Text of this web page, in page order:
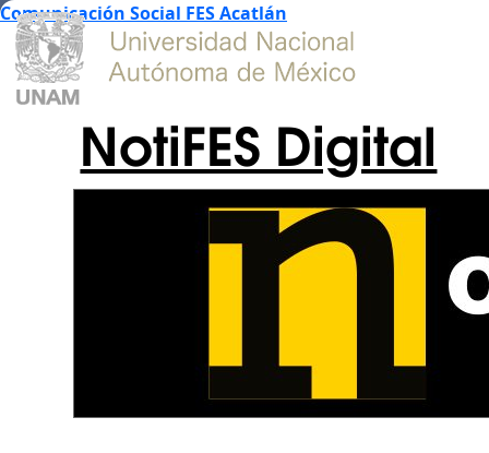
Comunicación Social FES Acatlán
NotiFES Digital